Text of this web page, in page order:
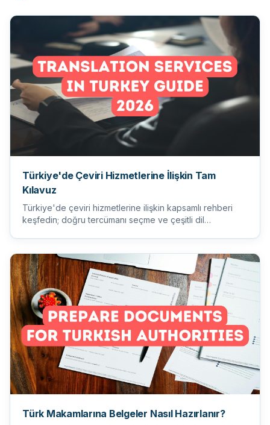
Türkiye'de Çeviri Hizmetlerine İlişkin Tam
Kılavuz
Türkiye'de çeviri hizmetlerine ilişkin kapsamlı rehberi
keşfedin; doğru tercümanı seçme ve çeşitli dil
Türk Makamlarına Belgeler Nasıl Hazırlanır?